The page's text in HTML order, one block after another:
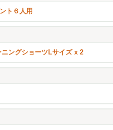
ト６人用
ニングショーツLサイズ x 2